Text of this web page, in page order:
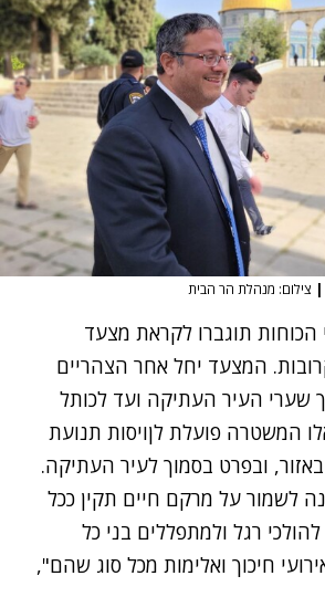
| צילום: מנהלת הר הבית
תוגברו לקראת מצעד
המצעד יחל אחר הצהריים
שערי העיר העתיקה ועד לכותל
המשטרה פועלת לןויסות תנועת
באזור, ובפרט בסמוך לעיר העתיקה.
לשמור על מרקם חיים תקין ככל
רגל ולמתפללים בני כל
חיכוך ואלימות מכל סוג שהם",